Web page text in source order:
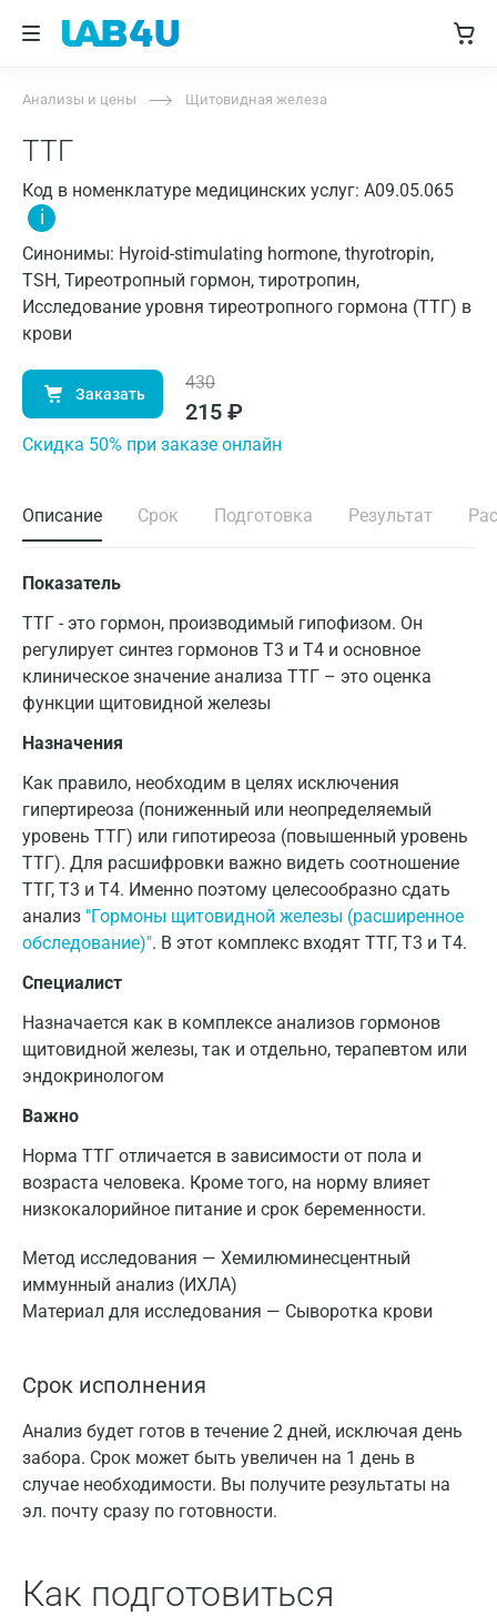
Анализы и цены Щитовидная железа
ТТГ
Код в номенклатуре медицинских услуг: A09.05.065
i
Синонимы: Hyroid-stimulating hormone, thyrotropin,
TSH, Тиреотропный гормон, тиротропин,
Исследование уровня тиреотропного гормона (ТТГ) в
крови
Заказать
430
215 ₽
Cкидка 50% при заказе онлайн
Описание Срок Подготовка Результат
Показатель
ТТГ - это гормон, производимый гипофизом. Он
регулирует синтез гормонов Т3 и Т4 и основное
клиническое значение анализа ТТГ – это оценка
функции щитовидной железы
Назначения
Как правило, необходим в целях исключения
гипертиреоза (пониженный или неопределяемый
уровень ТТГ) или гипотиреоза (повышенный уровень
ТТГ). Для расшифровки важно видеть соотношение
ТТГ, Т3 и Т4. Именно поэтому целесообразно сдать
анализ "Гормоны щитовидной железы (расширенное
обследование)". В этот комплекс входят ТТГ, Т3 и Т4.
Специалист
Назначается как в комплексе анализов гормонов
щитовидной железы, так и отдельно, терапевтом или
эндокринологом
Важно
Норма ТТГ отличается в зависимости от пола и
возраста человека. Кроме того, на норму влияет
низкокалорийное питание и срок беременности.
Метод исследования — Хемилюминесцентный
иммунный анализ (ИХЛА)
Материал для исследования — Сыворотка крови
Срок исполнения
Анализ будет готов в течение 2 дней, исключая день
забора. Срок может быть увеличен на 1 день в
случае необходимости. Вы получите результаты на
эл. почту сразу по готовности.
Как подготовиться